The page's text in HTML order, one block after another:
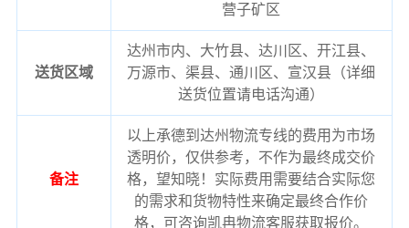
营子矿区
送货区域
达州市内、大竹县、达川区、开江县、
万源市、渠县、通川区、宣汉县（详细
送货位置请电话沟通）
备注
以上承德到达州物流专线的费用为市场
透明价，仅供参考，不作为最终成交价
格，望知晓！实际费用需要结合实际您
的需求和货物特性来确定最终合作价
格，可咨询凯冉物流客服获取报价。